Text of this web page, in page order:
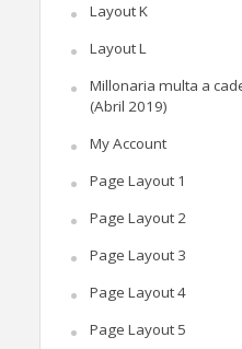
Layout K
Layout L
Millonaria multa a
(Abril 2019)
My Account
Page Layout 1
Page Layout 2
Page Layout 3
Page Layout 4
Page Layout 5